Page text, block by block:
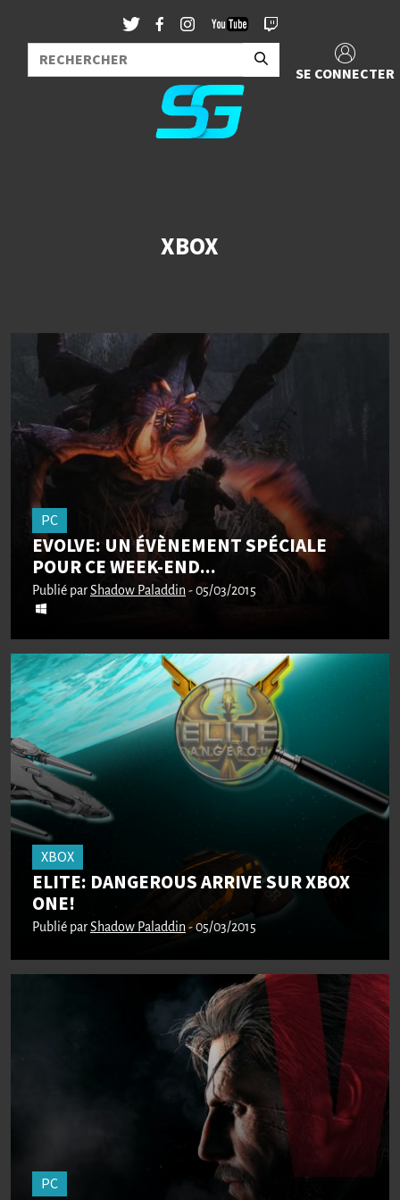
SE CONNECTER
XBOX
PC
EVOLVE: UN ÉVÈNEMENT SPÉCIALE
POUR CE WEEK-END...
Publié parShadow Paladdin- 05/03/2015
XBOX
ELITE: DANGEROUS ARRIVE SUR XBOX
ONE!
Publié parShadow Paladdin- 05/03/2015
PC